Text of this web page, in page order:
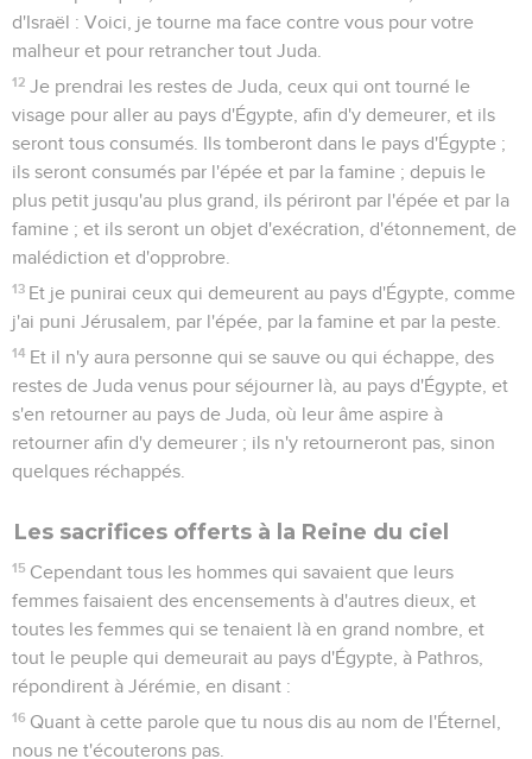
d'Israël : Voici, je tourne ma face contre vous pour votre
malheur et pour retrancher tout Juda.
12 Je prendrai les restes de Juda, ceux qui ont tourné le
visage pour aller au pays d'Égypte, afin d'y demeurer, et ils
seront tous consumés. Ils tomberont dans le pays d'Égypte ;
ils seront consumés par l'épée et par la famine ; depuis le
plus petit jusqu'au plus grand, ils périront par l'épée et par la
famine ; et ils seront un objet d'exécration, d'étonnement, de
malédiction et d'opprobre.
13 Et je punirai ceux qui demeurent au pays d'Égypte, comme
j'ai puni Jérusalem, par l'épée, par la famine et par la peste.
14 Et il n'y aura personne qui se sauve ou qui échappe, des
restes de Juda venus pour séjourner là, au pays d'Égypte, et
s'en retourner au pays de Juda, où leur âme aspire à
retourner afin d'y demeurer ; ils n'y retourneront pas, sinon
quelques réchappés.
Les sacrifices offerts à la Reine du ciel
15 Cependant tous les hommes qui savaient que leurs
femmes faisaient des encensements à d'autres dieux, et
toutes les femmes qui se tenaient là en grand nombre, et
tout le peuple qui demeurait au pays d'Égypte, à Pathros,
répondirent à Jérémie, en disant :
16 Quant à cette parole que tu nous dis au nom de l'Éternel,
nous ne t'écouterons pas.